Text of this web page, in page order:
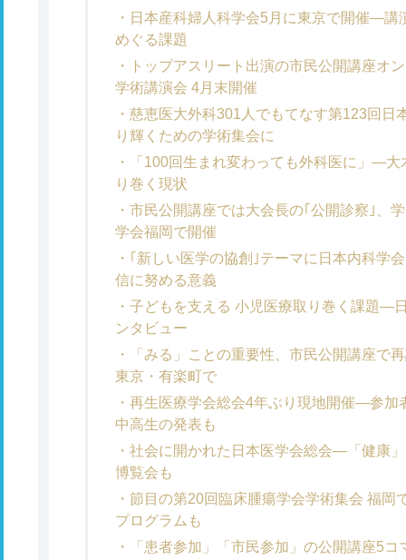
日本産科婦人科学会5月に東京で開催―講
めぐる課題
トップアスリート出演の市民公開講座オ
学術講演会 4月末開催
慈恵医大外科301人でもてなす第123回
り輝くための学術集会に
「100回生まれ変わっても外科医に」―
り巻く現状
市民公開講座では大会長の｢公開診察｣、
学会福岡で開催
｢新しい医学の協創｣テーマに日本内科学
信に努める意義
子どもを支える 小児医療取り巻く課題―
ンタビュー
「みる」ことの重要性、市民公開講座で
東京・有楽町で
再生医療学会総会4年ぶり現地開催―参加
中高生の発表も
社会に開かれた日本医学会総会―「健康
博覧会も
節目の第20回臨床腫瘍学会学術集会 福
プログラムも
「患者参加」「市民参加」の公開講座5